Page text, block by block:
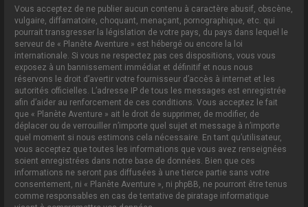
Vous acceptez de ne publier aucun contenu à caractère abusif, obscène,
vulgaire, diffamatoire, choquant, menaçant, pornographique, etc. qui
pourrait transgresser la législation de votre pays, du pays dans lequel le
serveur de « Planète Aventure » est hébergé ou encore la loi
internationale. Si vous ne respectez pas ces dispositions, vous vous
exposez à un bannissement immédiat et définitif et nous nous
réservons le droit d’avertir votre fournisseur d’accès à internet et les
autorités officielles. L’adresse IP de tous les messages est enregistrée
afin d’aider au renforcement de ces conditions. Vous acceptez le fait
que « Planète Aventure » ait le droit de supprimer, de modifier, de
déplacer ou de verrouiller n’importe quel sujet et message à n’importe
quel moment si nous estimons cela nécessaire. En tant qu’utilisateur,
vous acceptez que toutes les informations que vous avez renseignées
soient enregistrées dans notre base de données. Bien que ces
informations ne seront pas diffusées à une tierce partie sans votre
consentement, ni « Planète Aventure », ni phpBB, ne pourront être tenus
comme responsables en cas de tentative de piratage informatique